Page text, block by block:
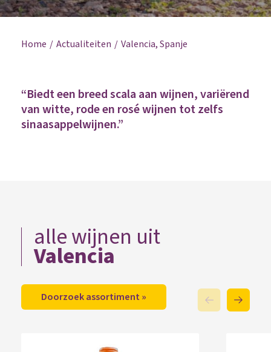
Home Actualiteiten Valencia, Spanje
“Biedt een breed scala aan wijnen, variërend
van witte, rode en rosé wijnen tot zelfs
sinaasappelwijnen.”
alle wijnen uit
Valencia
Doorzoek assortiment »